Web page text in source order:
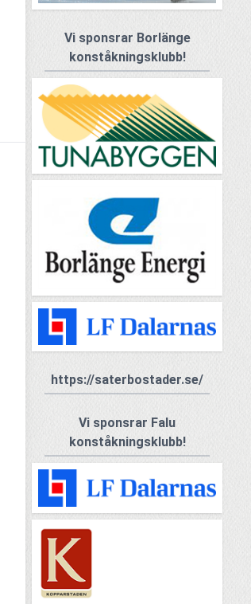
Vi sponsrar Borlänge
konståkningsklubb!
https://saterbostader.se/
Vi sponsrar Falu
konståkningsklubb!